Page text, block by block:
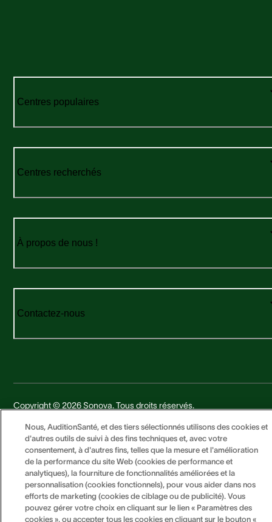
Centres populaires
Centres recherchés
À propos de nous !
Contactez-nous
Copyright © 2026 Sonova. Tous droits réservés.
Politique de confidentialité
Mentions légales
Cookies
Documents légaux
Nous, AuditionSanté, et des tiers sélectionnés utilisons des cookies et
d'autres outils de suivi à des fins techniques et, avec votre
consentement, à d'autres fins, telles que la mesure et l'amélioration
de la performance du site Web (cookies de performance et
analytiques), la fourniture de fonctionnalités améliorées et la
personnalisation (cookies fonctionnels), pour vous aider dans nos
efforts de marketing (cookies de ciblage ou de publicité). Vous
pouvez gérer votre choix en cliquant sur le lien « Paramètres des
cookies », ou accepter tous les cookies en cliquant sur le bouton «